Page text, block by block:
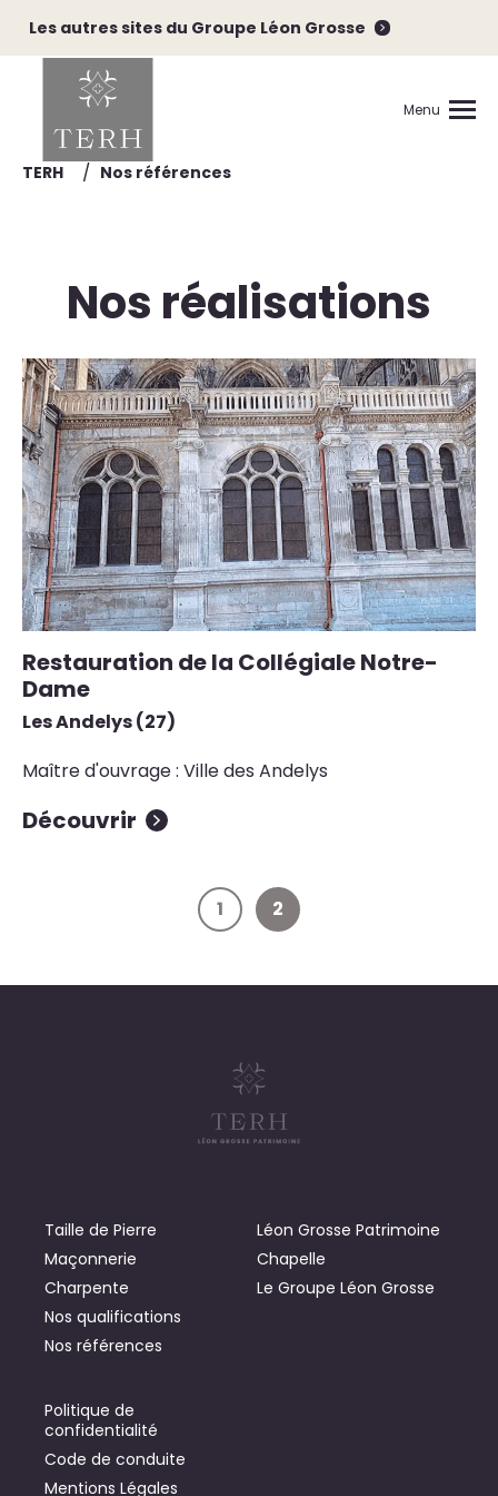
Les autres sites du Groupe Léon Grosse
Menu
TERH / Nos références
Nos réalisations
Restauration de la Collégiale Notre-
Dame
Les Andelys (27)
Maître d'ouvrage : Ville des Andelys
Découvrir
1 2
Taille de Pierre
Maçonnerie
Charpente
Nos qualifications
Nos références
Léon Grosse Patrimoine
Chapelle
Le Groupe Léon Grosse
Politique de
confidentialité
Code de conduite
Mentions Légales